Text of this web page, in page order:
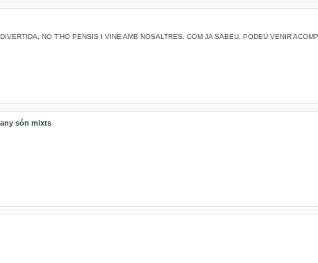
NO T'HO PENSIS I VINE AMB NOSALTRES. COM JA SABEU, PODEU VENIR
són mixts